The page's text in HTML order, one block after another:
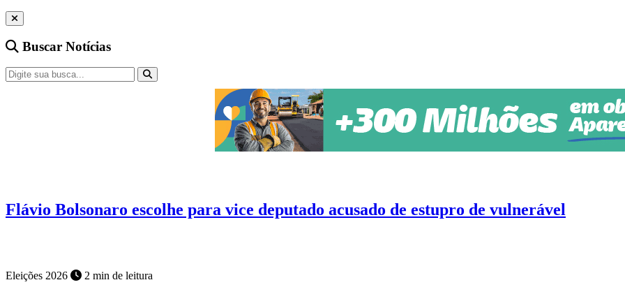
Buscar Notícias
Flávio Bolsonaro escolhe para vice deputado acusado de estupro de vulnerável
Eleições 2026 2 min de leitura